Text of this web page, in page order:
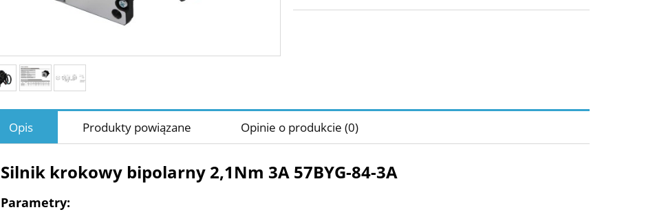
Opis Produkty powiązane Opinie o produkcie (0)
Silnik krokowy bipolarny 2,1Nm 3A 57BYG-84-3A
Parametry: